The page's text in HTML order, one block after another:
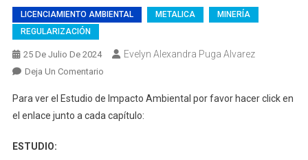
LICENCIAMIENTO AMBIENTAL METALICA
MINERÍA
REGULARIZACIÓN
25 De Julio De 2024 Evelyn Alexandra Puga Alvarez
Deja Un ComentarioEn
DE
IMPACTO
Para ver el Estudio de Impacto Ambiental por favor hacer click en
el enlace junto a cada capítulo:
ESTUDIO: